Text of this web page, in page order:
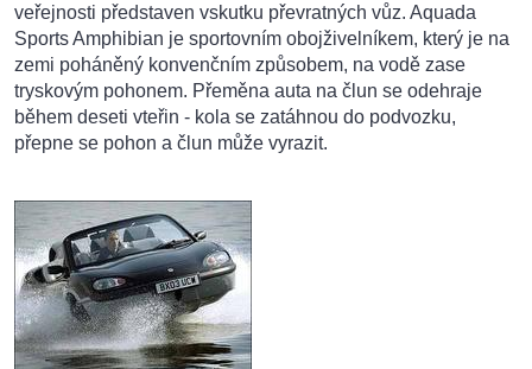
veřejnosti představen vskutku převratných vůz. Aquada
Sports Amphibian je sportovním obojživelníkem, který je na
zemi poháněný konvenčním způsobem, na vodě zase
tryskovým pohonem. Přeměna auta na člun se odehraje
během deseti vteřin - kola se zatáhnou do podvozku,
přepne se pohon a člun může vyrazit.